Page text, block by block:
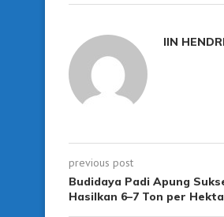
IIN
previous post
Budidaya Padi Apung
Hasilkan 6–7 Ton per